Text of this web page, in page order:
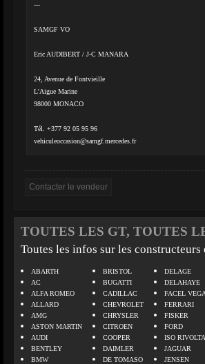
---
SAMGF VO
Eric AUDIBERT / J-C MANARA
24, Avenue de Fontvieille
L'Aigue Marine
98000 MONACO
Tél. +377 92 05 95 96
vehiculeoccasion@samgf.mercedes.fr
TOUTES LES GT, TOUTES
Toutes les infos sur les constructeurs
ABARTH
AC
ALFA ROMEO
ALLARD
AMG
ASTON MARTIN
AUDI
BENTLEY
BMW
BRISTOL
BUGATTI
CADILLAC
CHEVROLET
CHRYSLER
CITROEN
COOPER
DAIMLER
DE TOMASO
DELAGE
DELAHAYE
FACEL VEGA
FERRARI
FISKER
FORD
ISO RIVOLTA
JAGUAR
JENSEN